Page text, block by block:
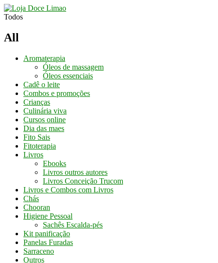
Todos
All
Aromaterapia
Óleos de massagem
Óleos essenciais
Cadê o leite
Combos e promoções
Crianças
Culinária viva
Cursos online
Dia das maes
Fito Sais
Fitoterapia
Livros
Ebooks
Livros outros autores
Livros Conceição Trucom
Livros e Combos com Livros
Chás
Chooran
Higiene Pessoal
Sachês Escalda-pés
Kit panificação
Panelas Furadas
Sarraceno
Outros